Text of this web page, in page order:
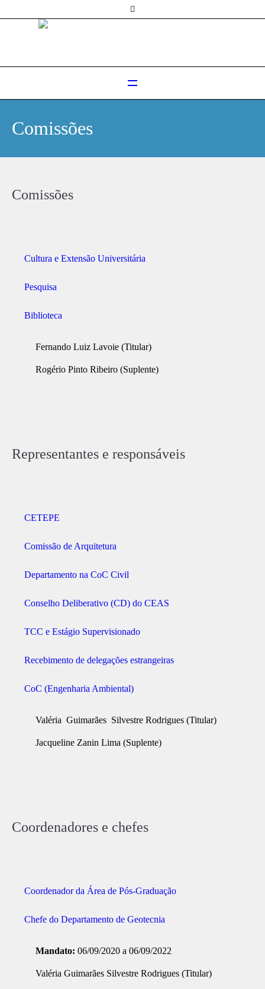
Comissões
Comissões
Cultura e Extensão Universitária
Pesquisa
Biblioteca
Fernando Luiz Lavoie (Titular)
Rogério Pinto Ribeiro (Suplente)
Representantes e responsáveis
CETEPE
Comissão de Arquitetura
Departamento na CoC Civil
Conselho Deliberativo (CD) do CEAS
TCC e Estágio Supervisionado
Recebimento de delegações estrangeiras
CoC (Engenharia Ambiental)
Valéria Guimarães Silvestre Rodrigues (Titular)
Jacqueline Zanin Lima (Suplente)
Coordenadores e chefes
Coordenador da Área de Pós-Graduação
Chefe do Departamento de Geotecnia
Mandato: 06/09/2020 a 06/09/2022
Valéria Guimarães Silvestre Rodrigues (Titular)